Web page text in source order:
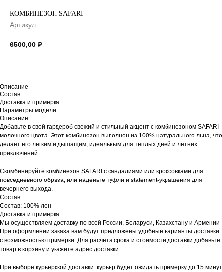
КОМБИНЕЗОН SAFARI
Артикул:
6500,00 ₽
Описание
Состав
Доставка и примерка
Параметры модели
Описание
Добавьте в свой гардероб свежий и стильный акцент с комбинезоном SAFARI
молочного цвета. Этот комбинезон выполнен из 100% натурального льна, что
делает его легким и дышащим, идеальным для теплых дней и летних
приключений.
Скомбинируйте комбинезон SAFARI с сандалиями или кроссовками для
повседневного образа, или наденьте туфли и statement-украшения для
вечернего выхода.
Состав
Состав: 100% лен
Доставка и примерка
Мы осуществляем доставку по всей России, Беларуси, Казахстану и Армении
При оформлении заказа вам будут предложены удобные варианты доставки
с возможностью примерки. Для расчета срока и стоимости доставки добавьте
товар в корзину и укажите адрес доставки.
При выборе курьерской доставки: курьер будет ожидать примерку до 15 минут